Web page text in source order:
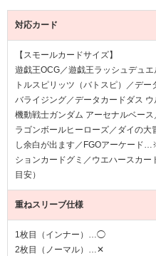
対応カード
【スモールカードサイズ】
遊戯王OCG／遊戯王ラッシュデュ
トルスピリッツ（バトスピ）／デ
バライジング／データカードダス
機動戦士ガンダム アーセナルベー
ラゴンボールヒーローズ／ダイの
し余白が出ます／FGOアーケード
ションカードグミ／ウエハースカ
目安）
重ねスリーブ仕様
1枚目（インナー）…◯
2枚目（ノーマル）…✕